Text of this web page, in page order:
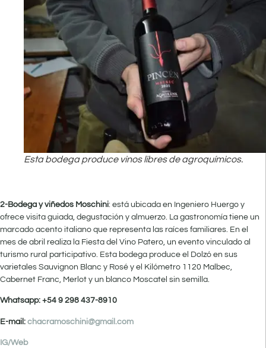
Esta bodega produce vinos libres de agroquímicos.
2-Bodega y viñedos Moschini: está ubicada en Ingeniero Huergo y
ofrece visita guiada, degustación y almuerzo. La gastronomía tiene un
marcado acento italiano que representa las raíces familiares. En el
mes de abril realiza la Fiesta del Vino Patero, un evento vinculado al
turismo rural participativo. Esta bodega produce el Dolzó en sus
varietales Sauvignon Blanc y Rosé y el Kilómetro 1120 Malbec,
Cabernet Franc, Merlot y un blanco Moscatel sin semilla.
Whatsapp: +54 9 298 437-8910
E-mail: chacramoschini@gmail.com
IG/Web